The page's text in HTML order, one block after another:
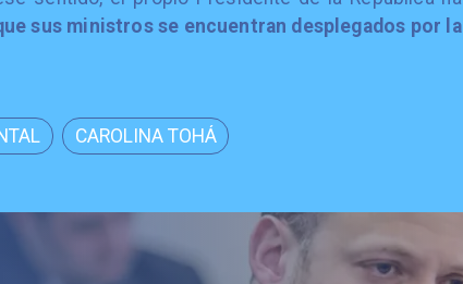
sus ministros se encuentran desplegados por la
CAROLINA TOHÁ